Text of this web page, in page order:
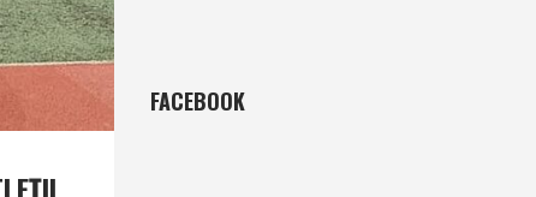
FACEBOOK